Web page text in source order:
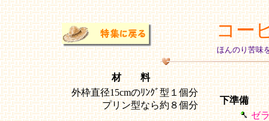
コー
ほんのり苦味
材 料
外枠直径15cmのﾘﾝｸﾞ型１個分
プリン型なら約８個分
下準備
ゼ